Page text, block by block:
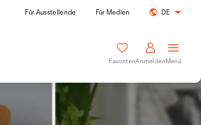
Für Ausstellende Für Medien DE
FavoritenAnmeldenMenü